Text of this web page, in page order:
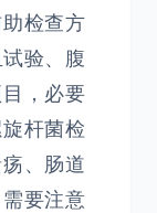
检查方
验、腹
，必要
杆菌检
、肠道
要注意